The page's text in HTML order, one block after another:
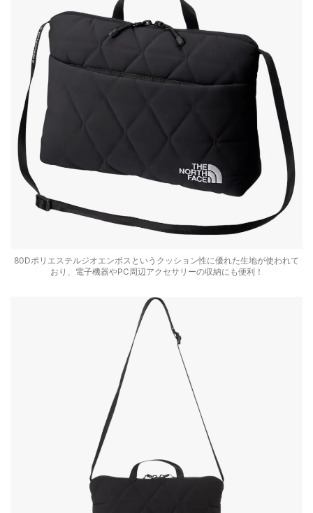
80Dポリエステルジオエンボスというクッション性に優れた生地が使われて
おり、電子機器やPC周辺アクセサリーの収納にも便利！